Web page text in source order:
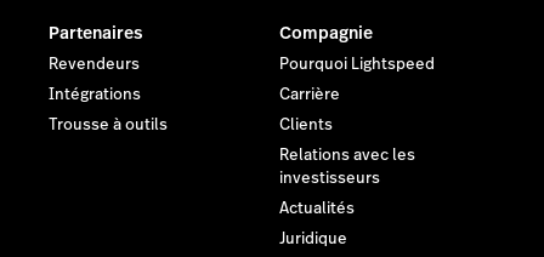
Partenaires
Revendeurs
Intégrations
Trousse à outils
Compagnie
Pourquoi Lightspeed
Carrière
Clients
Relations avec les
investisseurs
Actualités
Juridique